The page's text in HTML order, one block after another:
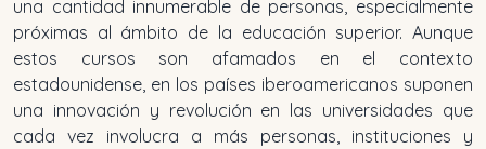
una cantidad innumerable de personas, especialmente
próximas al ámbito de la educación superior. Aunque
estos cursos son afamados en el contexto
estadounidense, en los países iberoamericanos suponen
una innovación y revolución en las universidades que
cada vez involucra a más personas, instituciones y